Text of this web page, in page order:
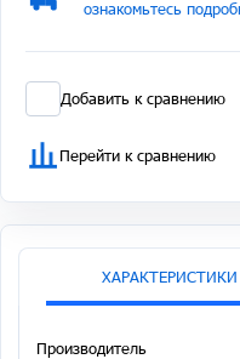
ознакомьтесь
Добавить к сравнению
Перейти к сравнению
ХАРАКТЕРИСТИКИ
Производитель